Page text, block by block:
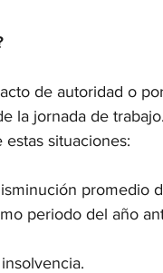
de autoridad o
la jornada de
situaciones:
promedio
periodo del año